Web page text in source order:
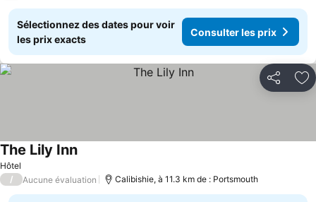
Sélectionnez des dates pour voir
les prix exacts
Consulter les prix
Partager
Hôtel
The Lily InnConsulter les prix
/ Aucune évaluation Calibishie, à 11.3 km de : Portsmouth